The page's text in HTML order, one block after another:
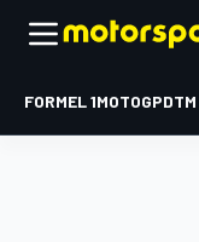
FORMEL 1MOTOGPDTM